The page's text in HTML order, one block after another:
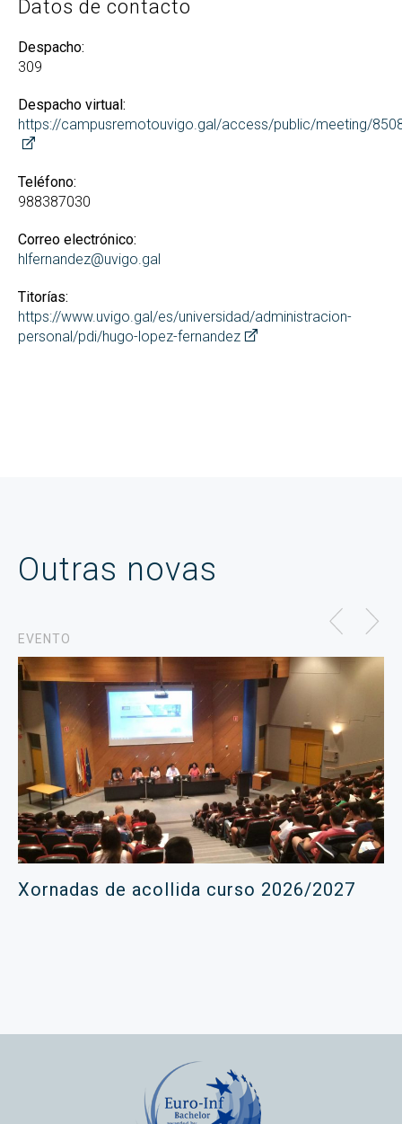
Datos de contacto
Despacho:
309
Despacho virtual:
https://campusremotouvigo.gal/access/public/meeting/
Teléfono:
988387030
Correo electrónico:
hlfernandez@uvigo.gal
Titorías:
https://www.uvigo.gal/es/universidad/administracion-
personal/pdi/hugo-lopez-fernandez
Outras novas
EVENTO
Xornadas de acollida curso 2026/2027